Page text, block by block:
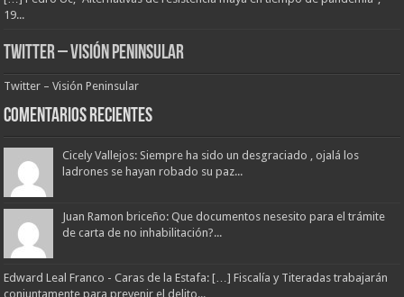
19...
Twitter – Visión Peninsular
Twitter – Visión Peninsular
Comentarios Recientes
Cicely Vallejos: Siempre ha sido un desgraciado , ojalá los
ladrones se hayan robado su paz...
Juan Ramon briceño: Que documentos nesesito para el trámite
de carta de no inhabilitación?...
Edward Leal Franco - Caras de la Estafa: […] Fiscalía y Titeradas trabajarán
conjuntamente para prevenir el delito...